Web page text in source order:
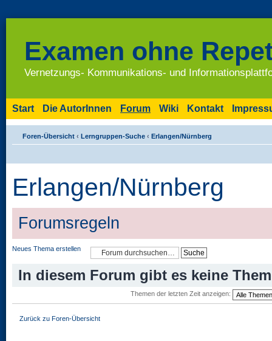
Examen ohne
Vernetzungs- Kommunikations- und
Start Die AutorInnen Forum Wiki Kontakt
Foren-Übersicht ‹ Lerngruppen-Suche ‹ Erlangen/Nürnberg
Erlangen/Nürnberg
Forumsregeln
Neues Thema erstellen
In diesem Forum gibt es keine
Themen der letzten Zeit anzeigen:
Zurück zu Foren-Übersicht